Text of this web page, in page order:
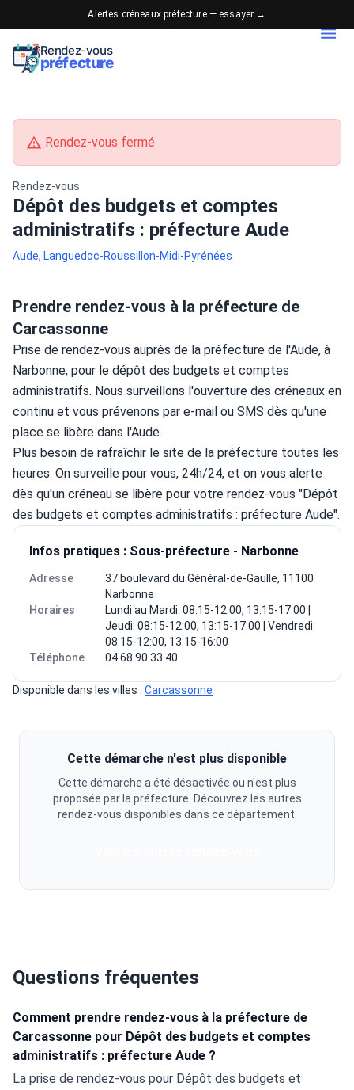
Alertes créneaux préfecture — essayer →
Rendez-vous
préfecture
Rendez-vous fermé
Rendez-vous
Dépôt des budgets et comptes
administratifs : préfecture Aude
Aude, Languedoc-Roussillon-Midi-Pyrénées
Prendre rendez-vous à la préfecture de
Carcassonne
Prise de rendez-vous auprès de la préfecture de l'Aude, à
Narbonne, pour le dépôt des budgets et comptes
administratifs. Nous surveillons l'ouverture des créneaux en
continu et vous prévenons par e-mail ou SMS dès qu'une
place se libère dans l'Aude.
Plus besoin de rafraîchir le site de la préfecture toutes les
heures. On surveille pour vous, 24h/24, et on vous alerte
dès qu'un créneau se libère pour votre rendez-vous "Dépôt
des budgets et comptes administratifs : préfecture Aude".
Infos pratiques : Sous-préfecture - Narbonne
Adresse
37 boulevard du Général-de-Gaulle, 11100
Narbonne
Horaires
Lundi au Mardi: 08:15-12:00, 13:15-17:00 |
Jeudi: 08:15-12:00, 13:15-17:00 | Vendredi:
08:15-12:00, 13:15-16:00
Téléphone
04 68 90 33 40
Disponible dans les villes : Carcassonne
Cette démarche n'est plus disponible
Cette démarche a été désactivée ou n'est plus
proposée par la préfecture. Découvrez les autres
rendez-vous disponibles dans ce département.
Questions fréquentes
Comment prendre rendez-vous à la préfecture de
Carcassonne pour Dépôt des budgets et comptes
administratifs : préfecture Aude ?
La prise de rendez-vous pour Dépôt des budgets et